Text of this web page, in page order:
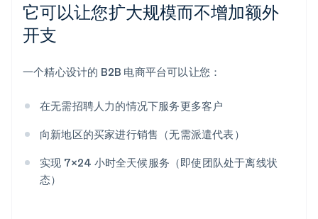
它可以让您扩大规模而不增加额外
开支
一个精心设计的 B2B 电商平台可以让您：
在无需招聘人力的情况下服务更多客户
向新地区的买家进行销售（无需派遣代表）
实现 7×24 小时全天候服务（即使团队处于离线状
态）